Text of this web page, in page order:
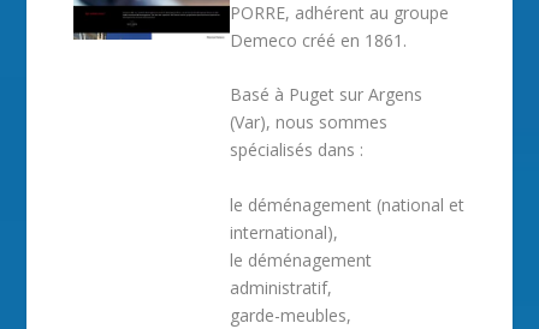
PORRE, adhérent au groupe
Demeco créé en 1861.
Basé à Puget sur Argens
(Var), nous sommes
spécialisés dans :
le déménagement (national et
international),
le déménagement
administratif,
garde-meubles,